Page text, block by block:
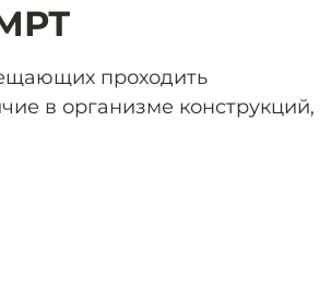
проходить
в организме конструкций,